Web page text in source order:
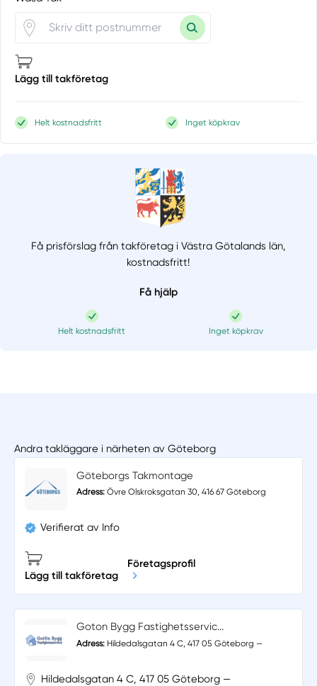
Lägg till takföretag
Helt kostnadsfritt Inget köpkrav
Få prisförslag från takföretag i Västra Götalands län,
kostnadsfritt!
Få hjälp
Helt kostnadsfritt Inget köpkrav
Andra takläggare i närheten av Göteborg
Göteborgs Takmontage
Adress: Övre Olskroksgatan 30, 416 67 Göteborg
Verifierat av Info
Lägg till takföretag
Företagsprofil
Goton Bygg Fastighetsservic...
Adress: Hildedalsgatan 4 C, 417 05 Göteborg —
Hildedalsgatan 4 C, 417 05 Göteborg —